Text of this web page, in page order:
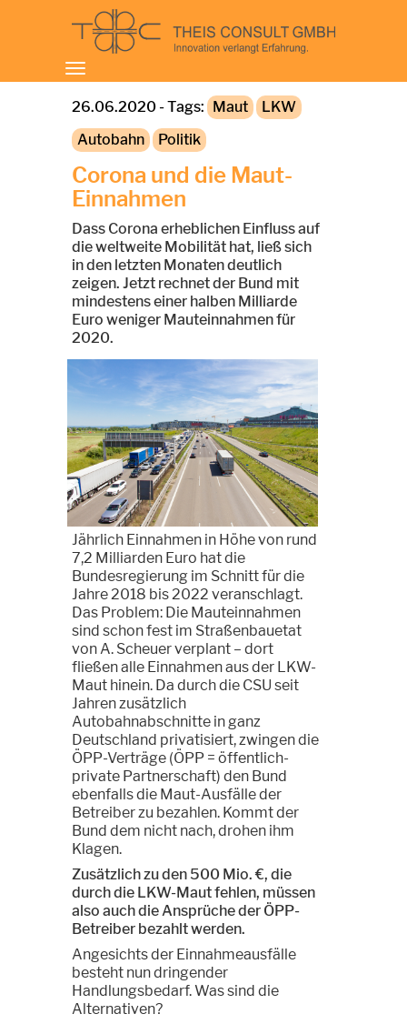
Toggle
navigation
26.06.2020 - Tags: Maut
LKW
Autobahn
Politik
Corona und die Maut-
Einnahmen
Dass Corona erheblichen Einfluss auf
die weltweite Mobilität hat, ließ sich
in den letzten Monaten deutlich
zeigen. Jetzt rechnet der Bund mit
mindestens einer halben Milliarde
Euro weniger Mauteinnahmen für
2020.
Jährlich Einnahmen in Höhe von rund
7,2 Milliarden Euro hat die
Bundesregierung im Schnitt für die
Jahre 2018 bis 2022 veranschlagt.
Das Problem: Die Mauteinnahmen
sind schon fest im Straßenbauetat
von A. Scheuer verplant – dort
fließen alle Einnahmen aus der LKW-
Maut hinein. Da durch die CSU seit
Jahren zusätzlich
Autobahnabschnitte in ganz
Deutschland privatisiert, zwingen die
ÖPP-Verträge (ÖPP = öffentlich-
private Partnerschaft) den Bund
ebenfalls die Maut-Ausfälle der
Betreiber zu bezahlen. Kommt der
Bund dem nicht nach, drohen ihm
Klagen.
Zusätzlich zu den 500 Mio. €, die
durch die LKW-Maut fehlen, müssen
also auch die Ansprüche der ÖPP-
Betreiber bezahlt werden.
Angesichts der Einnahmeausfälle
besteht nun dringender
Handlungsbedarf. Was sind die
Alternativen?